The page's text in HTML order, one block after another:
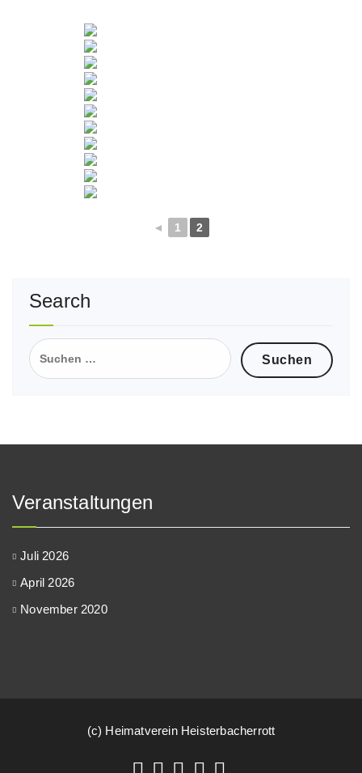
◄ 1 2
Search
Suche
nach:
Veranstaltungen
Juli 2026
April 2026
November 2020
(c) Heimatverein Heisterbacherrott